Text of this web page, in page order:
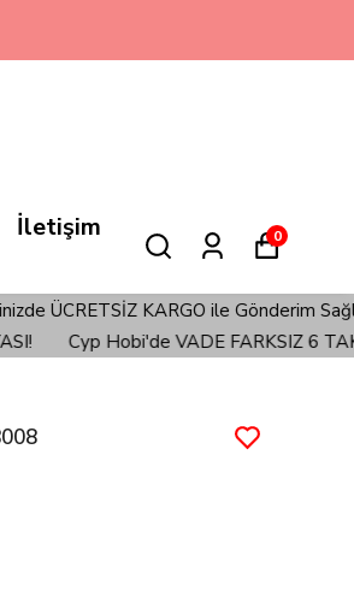
İletişim 0
KARGO ile Gönderim
Cyp Hobi'de VADE FARKSIZ 6